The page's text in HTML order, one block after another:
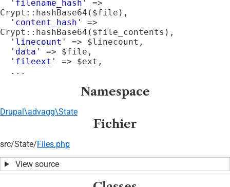
  '
filename_hash
Crypt::hashBase64 ($file),
  '
content_hash
Crypt::hashBase64 ($file_contents),
  '
linecount ' => $linecount,
  '
data ' => $file,
  '
fileext ' => $ext,
Namespace
Drupal\advagg\State
Fichier
src/State/Files.php
View source